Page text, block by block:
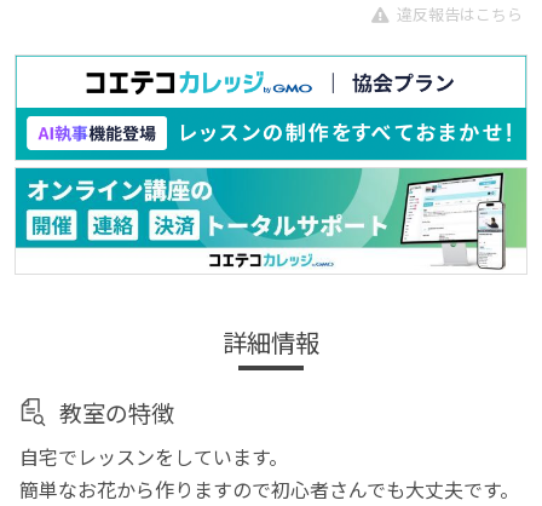
違反報告はこちら
詳細情報
教室の特徴
自宅でレッスンをしています。
簡単なお花から作りますので初心者さんでも大丈夫です。